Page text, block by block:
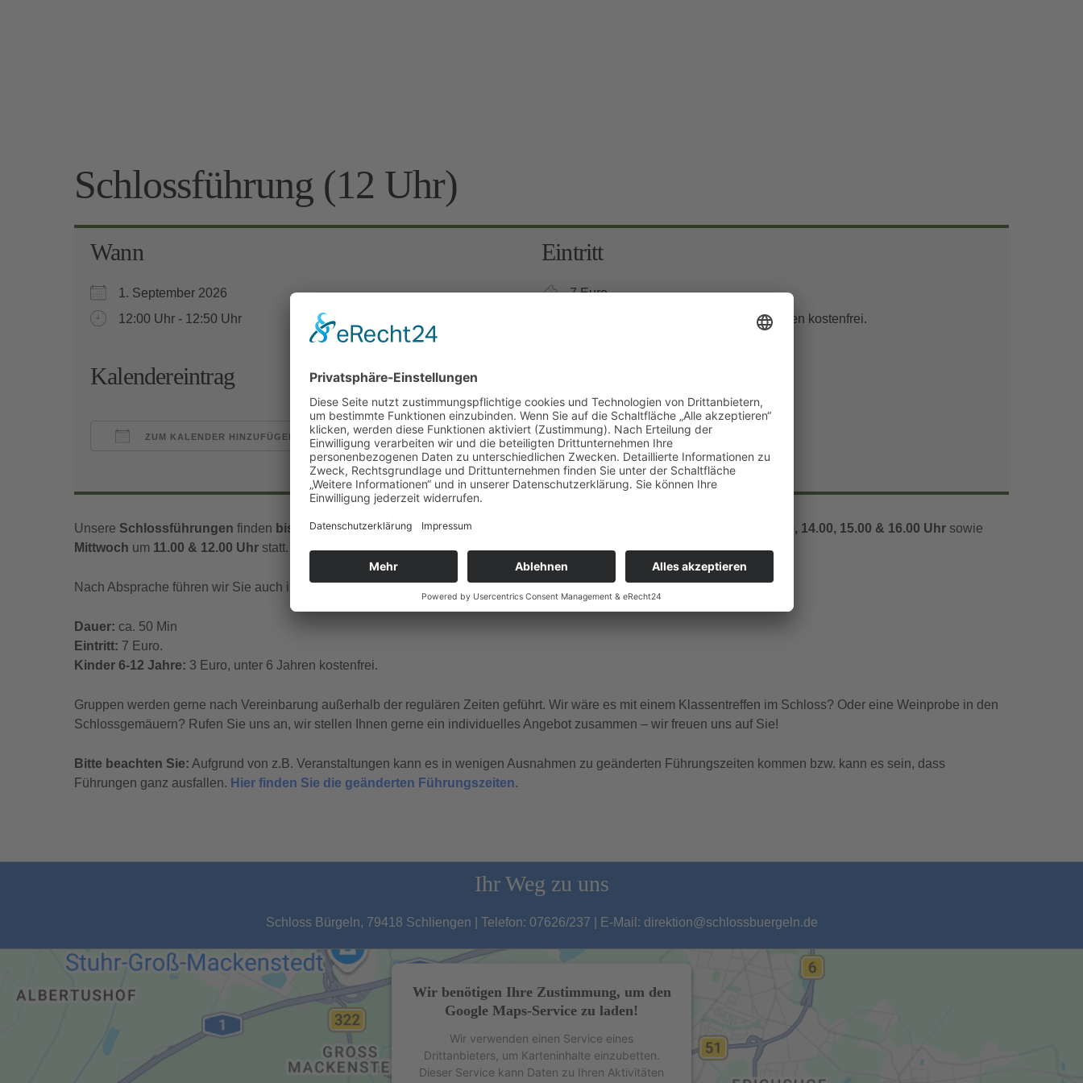
Schlossführung (12 Uhr)
Wann
1. September 2026
12:00 Uhr - 12:50 Uhr
Eintritt
7 Euro
Kinder 6-12 Jahre: 3 Euro, unter 6 Jahren kostenfrei.
Kalendereintrag
ZUM KALENDER HINZUFÜGEN
Google Kalender iCalendar
Unsere Schlossführungen finden bis Mitte November Dienstag, Donnerstag, Freitag, Samstag, Sonntag um 11.00, 12.00, 14.00, 15.00 & 16.00 Uhr sowie
Mittwoch um 11.00 & 12.00 Uhr statt.
Nach Absprache führen wir Sie auch in englischer und französischer Sprache.
Dauer: ca. 50 Min
Eintritt: 7 Euro.
Kinder 6-12 Jahre: 3 Euro, unter 6 Jahren kostenfrei.
Gruppen werden gerne nach Vereinbarung außerhalb der regulären Zeiten geführt. Wir wäre es mit einem Klassentreffen im Schloss? Oder eine Weinprobe in den
Schlossgemäuern? Rufen Sie uns an, wir stellen Ihnen gerne ein individuelles Angebot zusammen – wir freuen uns auf Sie!
Bitte beachten Sie: Aufgrund von z.B. Veranstaltungen kann es in wenigen Ausnahmen zu geänderten Führungszeiten kommen bzw. kann es sein, dass
Führungen ganz ausfallen. Hier finden Sie die geänderten Führungszeiten.
Ihr Weg zu uns
Schloss Bürgeln, 79418 Schliengen | Telefon: 07626/237 | E-Mail: direktion@schlossbuergeln.de
Wir benötigen Ihre Zustimmung, um den
Google Maps-Service zu laden!
Wir verwenden einen Service eines
Drittanbieters, um Karteninhalte einzubetten.
Dieser Service kann Daten zu Ihren Aktivitäten